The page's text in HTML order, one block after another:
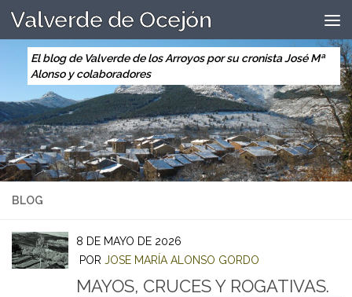
Saltar al contenido
Valverde de Ocejón
El blog de Valverde de los Arroyos por su cronista José Mª
Alonso y colaboradores
BLOG
8 DE MAYO DE 2026
POR JOSE MARÍA ALONSO GORDO
MAYOS, CRUCES Y ROGATIVAS.